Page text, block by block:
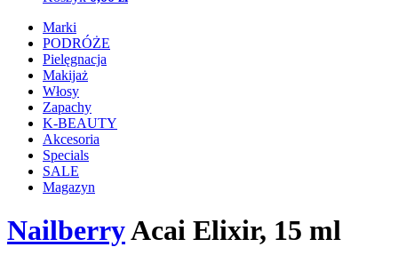
Marki
PODRÓŻE
Pielęgnacja
Makijaż
Włosy
Zapachy
K-BEAUTY
Akcesoria
Specials
SALE
Magazyn
NailberryAcai Elixir, 15 ml